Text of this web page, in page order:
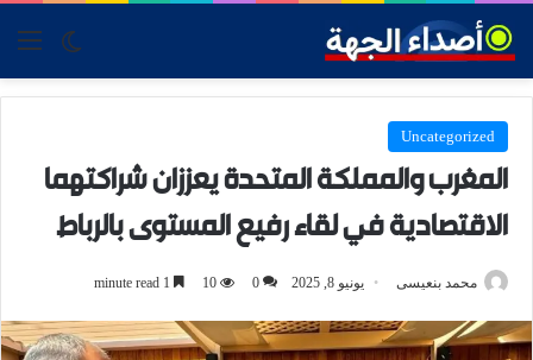
skin
Uncategorized
المغرب والمملكة المتحدة يعززان شراكتهما
الاقتصادية في لقاء رفيع المستوى بالرباط
محمد بنعيسى يونيو 8, 2025 0
10